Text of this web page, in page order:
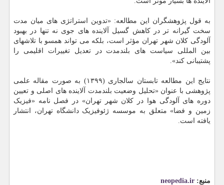
به قول پژوهشگران این مطالعه: «تدوین استراتژی های میان مدت
سخت گیرانه تر در کاهش گسیل آلاینده های جوی نه تنها در بهبود
آلودگی کلان شهر تهران مؤثر است، بلکه می تواند همسو با تلاشهای
بین المللی سیاست های بلندمدت در تعدیل تغییرات اقلیمی را
پشتیبانی کند».
نتایج این مطالعه تابستان سالجاری (۱۳۹۹) به صورت مقاله علمی
پژوهشی با عنوان «تحلیل وضعیت بلندمدت آلاینده های اصلی و تعیین
دوره های آلودگی هوا در کلان شهر تهران» در فصل نامه «فیزیک
زمین و فضا» متعلق به موسسه ژئوفیزیک دانشگاه تهران، انتشار
یافته است.
منبع: neopedia.ir